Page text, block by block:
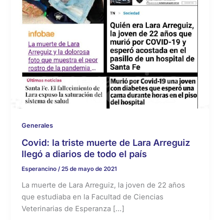
Generales
Covid: la triste muerte de Lara Arreguiz
llegó a diarios de todo el país
Esperancino /25 de mayo de 2021
La muerte de Lara Arreguiz, la joven de 22 años
que estudiaba en la Facultad de Ciencias
Veterinarias de Esperanza […]